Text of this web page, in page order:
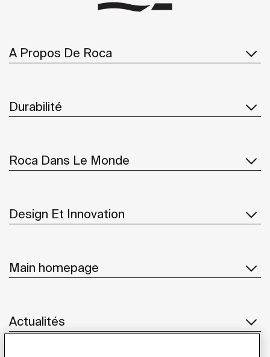
A Propos De Roca
Durabilité
Roca Dans Le Monde
Design Et Innovation
Main homepage
Actualités